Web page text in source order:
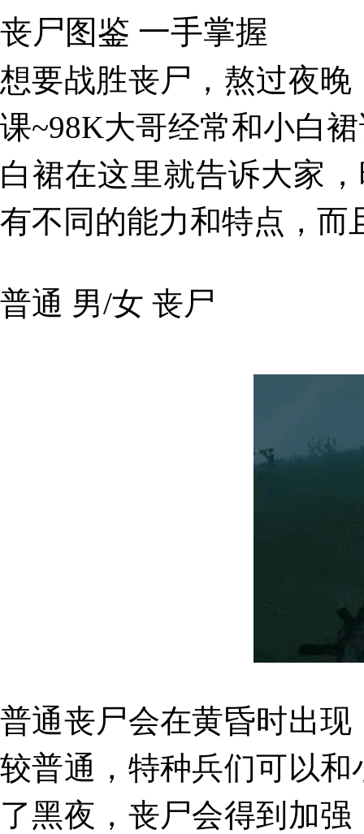
丧尸图鉴 一手掌握
想要战胜丧尸，熬过夜
课~98K大哥经常和小白
白裙在这里就告诉大家
有不同的能力和特点， 而
普通 男/女 丧尸
普通丧尸会在黄昏时出现
较普通 ，特种兵们可以
了黑夜 ，丧尸会得到加强